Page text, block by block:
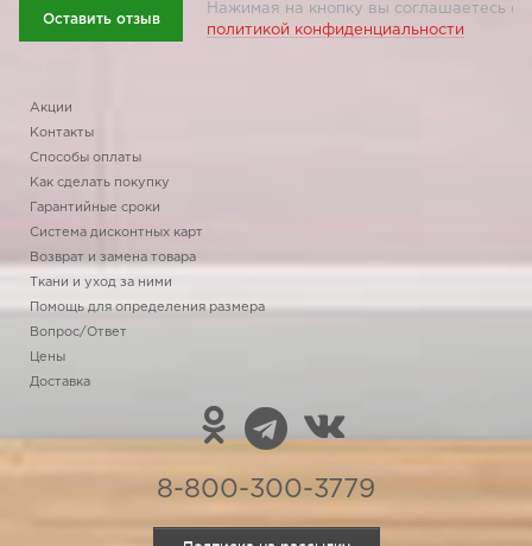
Оставить отзыв
Нажимая на кнопку вы соглашаетесь с
политикой конфиденциальности
Акции
Контакты
Способы оплаты
Как сделать покупку
Гарантийные сроки
Система дисконтных карт
Возврат и замена товара
Ткани и уход за ними
Помощь для определения размера
Вопрос/Ответ
Цены
Доставка
8-800-300-3779